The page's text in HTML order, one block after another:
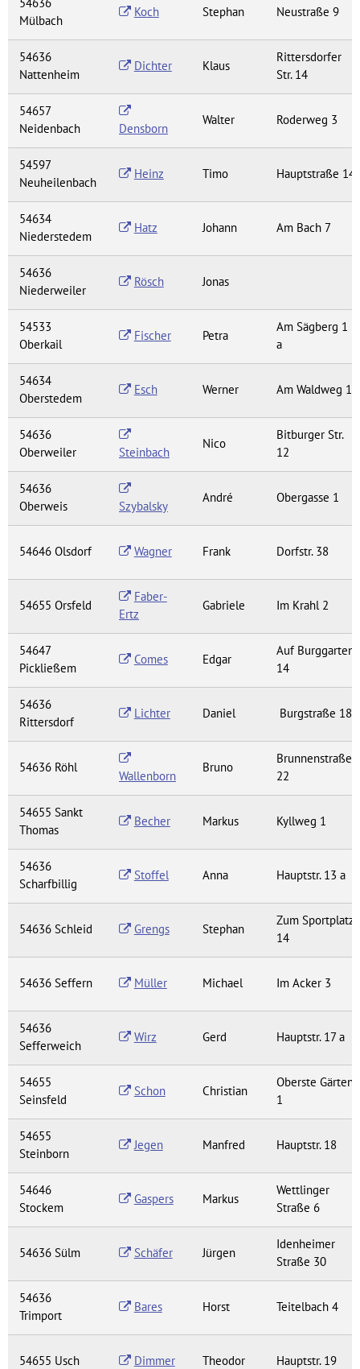
Mülbach
Koch Stephan Neustraße 9
54636
Nattenheim
Dichter Klaus
Rittersdorfer
Str. 14
54657
Neidenbach
Densborn
Walter Roderweg 3
54597
Neuheilenbach
Heinz Timo Hauptstraße 14
54634
Niederstedem
Hatz Johann Am Bach 7
54636
Niederweiler
Rösch Jonas
54533
Oberkail
Fischer Petra
Am Sägberg 1
a
54634
Oberstedem
Esch Werner Am Waldweg 1
54636
Oberweiler
Steinbach
Nico
Bitburger Str.
12
54636
Oberweis
Szybalsky
André Obergasse 1
54646 Olsdorf Wagner Frank Dorfstr. 38
54655 Orsfeld
Faber-
Ertz
Gabriele Im Krahl 2
54647
Pickließem
Comes Edgar
Auf Burggarten
14
54636
Rittersdorf
Lichter Daniel Burgstraße 18
54636 Röhl
Wallenborn
Bruno
Brunnenstraße
22
54655 Sankt
Thomas
Becher Markus Kyllweg 1
54636
Scharfbillig
Stoffel Anna Hauptstr. 13 a
54636 Schleid Grengs Stephan
Zum Sportplatz
14
54636 Seffern Müller Michael Im Acker 3
54636
Sefferweich
Wirz Gerd Hauptstr. 17 a
54655
Seinsfeld
Schon Christian
Oberste Gärten
1
54655
Steinborn
Jegen Manfred Hauptstr. 18
54646
Stockem
Gaspers Markus
Wettlinger
Straße 6
54636 Sülm Schäfer Jürgen
Idenheimer
Straße 30
54636
Trimport
Bares Horst Teitelbach 4
54655 Usch Dimmer Theodor Hauptstr. 19